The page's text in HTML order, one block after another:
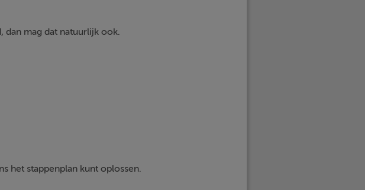
dan mag dat natuurlijk ook.
het stappenplan kunt oplossen.